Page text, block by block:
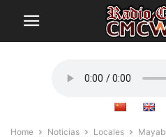
Home Noticias Locales